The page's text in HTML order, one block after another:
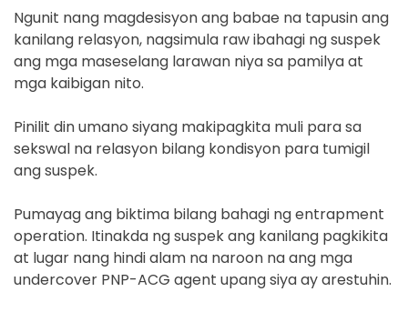
Ngunit nang magdesisyon ang babae na tapusin ang
kanilang relasyon, nagsimula raw ibahagi ng suspek
ang mga maseselang larawan niya sa pamilya at
mga kaibigan nito.
Pinilit din umano siyang makipagkita muli para sa
sekswal na relasyon bilang kondisyon para tumigil
ang suspek.
Pumayag ang biktima bilang bahagi ng entrapment
operation. Itinakda ng suspek ang kanilang pagkikita
at lugar nang hindi alam na naroon na ang mga
undercover PNP-ACG agent upang siya ay arestuhin.